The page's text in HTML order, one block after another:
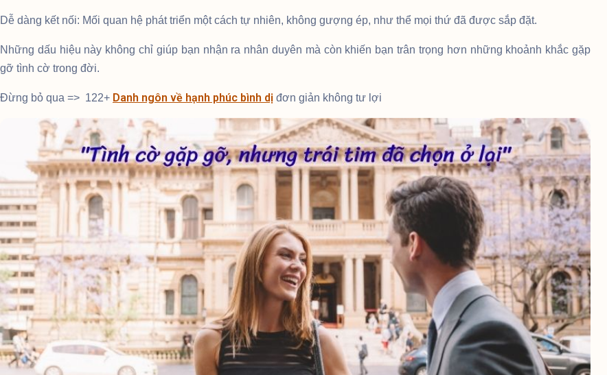
Dễ dàng kết nối: Mối quan hệ phát triển một cách tự nhiên, không gượng ép, như thể mọi thứ đã được sắp đặt.
Những dấu hiệu này không chỉ giúp bạn nhận ra nhân duyên mà còn khiến bạn trân trọng hơn những khoảnh khắc gặp
gỡ tình cờ trong đời.
Đừng bỏ qua => 122+ Danh ngôn về hạnh phúc bình dị đơn giản không tư lợi